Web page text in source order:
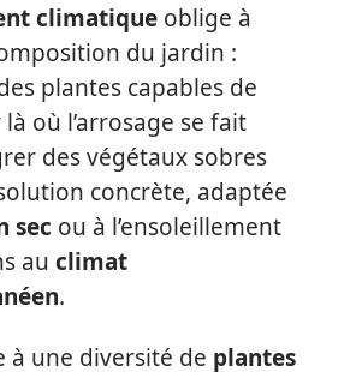
climatique oblige à
du jardin :
plantes capables de
là où l’arrosage se fait
des végétaux sobres
concrète, adaptée
sec ou à l’ensoleillement
au climat
.
à une diversité de plantes